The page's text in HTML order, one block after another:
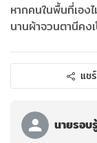
หากคนในพื้นที่เอง
นานผ้าจวนตานีคง
แชร์
นายรอบ